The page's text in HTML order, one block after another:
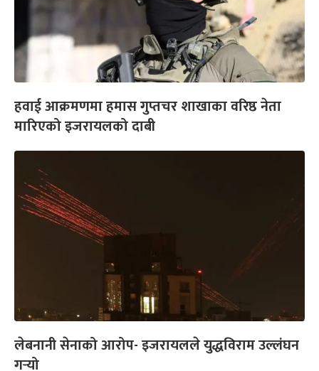
हवाई आक्रमणमा हमास गुप्तचर शाखाका वरिष्ठ नेता
मारिएको इजरायलको दाबी
लेबनानी सेनाको आरोप- इजरायलले युद्धविराम उल्लंघन
गर्‍यो